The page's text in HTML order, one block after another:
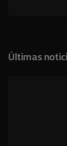
Últimas